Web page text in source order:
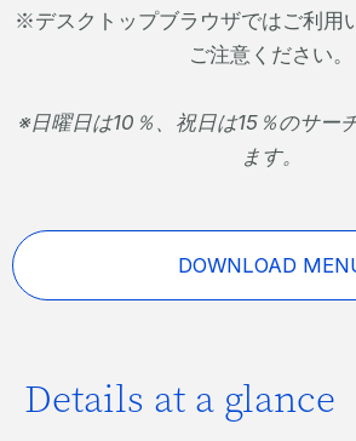
※デスクトップブラウザではご利用
ご注意ください。
※日曜日は10％、祝日は15％のサー
ます。
DOWNLOAD
Details at a glance